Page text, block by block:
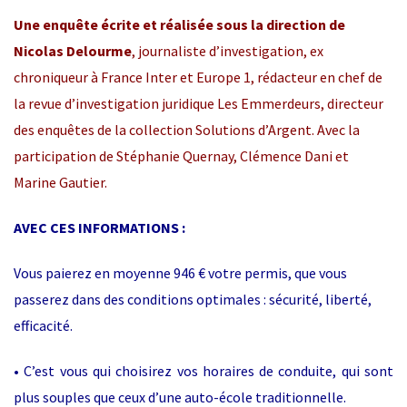
Une enquête écrite et réalisée sous la direction de
Nicolas Delourme, journaliste d’investigation, ex
chroniqueur à France Inter et Europe 1, rédacteur en chef de
la revue d’investigation juridique Les Emmerdeurs, directeur
des enquêtes de la collection Solutions d’Argent. Avec la
participation de Stéphanie Quernay, Clémence Dani et
Marine Gautier.
AVEC CES INFORMATIONS :
Vous paierez en moyenne 946 € votre permis, que vous
passerez dans des conditions optimales : sécurité, liberté,
efficacité.
• C’est vous qui choisirez vos horaires de conduite, qui sont
plus souples que ceux d’une auto-école traditionnelle.